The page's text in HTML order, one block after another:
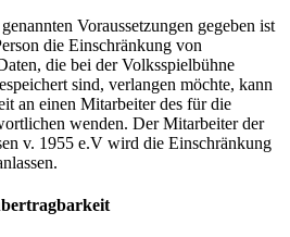
Voraussetzungen gegeben ist
die Einschränkung von
die bei der Volksspielbühne
sind, verlangen möchte, kann
an einen Mitarbeiter des für die
wenden. Der Mitarbeiter der
v. 1955 e.V wird die Einschränkung